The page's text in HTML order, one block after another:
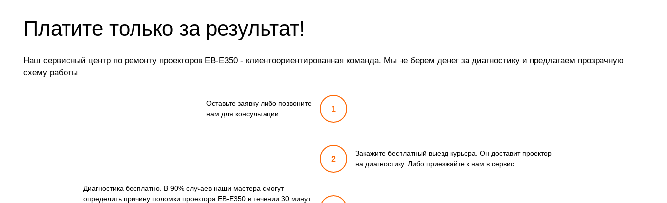
Платите только за результат!
Наш сервисный центр по ремонту проекторов EB-E350 - клиентоориентированная команда. Мы не берем денег за диагностику и предлагаем прозрачную
схему работы
Оставьте заявку либо позвоните
нам для консультации
Диагностика бесплатно. В 90% случаев наши мастера смогут
определить причину поломки проектора EB-E350 в течении 30 минут.
1
2
Закажите бесплатный выезд курьера. Он доставит проектор
на диагностику. Либо приезжайте к нам в сервис